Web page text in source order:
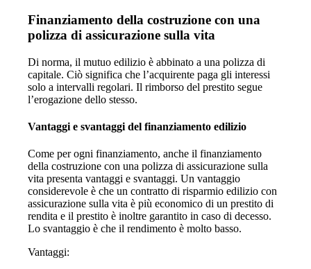
Finanziamento della costruzione con una
polizza di assicurazione sulla vita
Di norma, il mutuo edilizio è abbinato a una polizza di
capitale. Ciò significa che l’acquirente paga gli interessi
solo a intervalli regolari. Il rimborso del prestito segue
l’erogazione dello stesso.
Vantaggi e svantaggi del finanziamento edilizio
Come per ogni finanziamento, anche il finanziamento
della costruzione con una polizza di assicurazione sulla
vita presenta vantaggi e svantaggi. Un vantaggio
considerevole è che un contratto di risparmio edilizio con
assicurazione sulla vita è più economico di un prestito di
rendita e il prestito è inoltre garantito in caso di decesso.
Lo svantaggio è che il rendimento è molto basso.
Vantaggi: